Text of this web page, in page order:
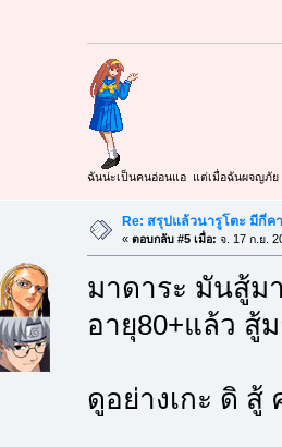
ฉันน่ะเป็นคนอ่อนแอ แต่เมื่อฉันผจญภัย
Re: สรุปแล้วนารูโตะ มีกี่ค
« ตอบกลับ #5 เมื่อ: จ. 17 ก.ย.
มาดาระ มันสู้ม
อายุ80+แล้ว สู้
ดูอย่างเกะ ดิ สู้